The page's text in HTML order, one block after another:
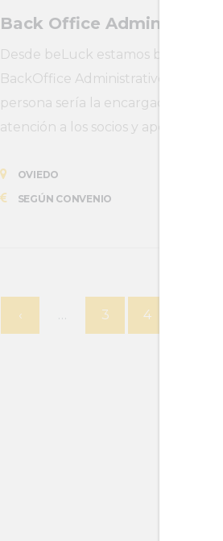
Back Office Administrativo
Desde beLuck estamos buscando
BackOffice Administrativo para
persona sería la encargada de dar
atención a los socios y apoyo a
OVIEDO
SEGÚN CONVENIO
‹ … 3 4